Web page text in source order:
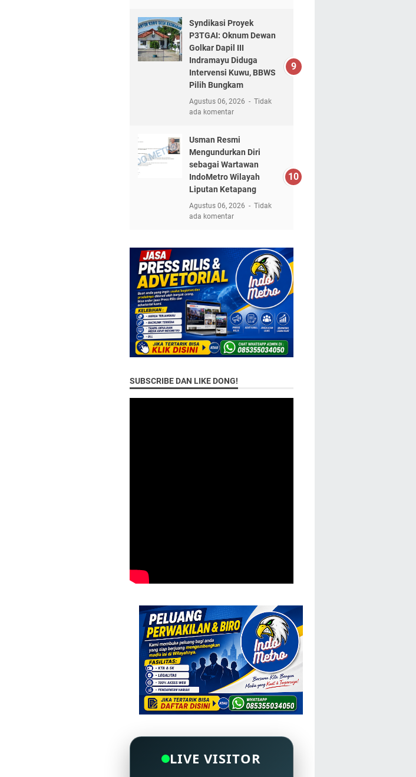
Syndikasi Proyek
P3TGAI: Oknum Dewan
Golkar Dapil III
Indramayu Diduga
Intervensi Kuwu, BBWS
Pilih Bungkam
Agustus 06, 2026
Tidak
ada komentar
Usman Resmi
Mengundurkan Diri
sebagai Wartawan
IndoMetro Wilayah
Liputan Ketapang
Agustus 06, 2026
Tidak
ada komentar
SUBSCRIBE DAN LIKE DONG!
LIVE VISITOR